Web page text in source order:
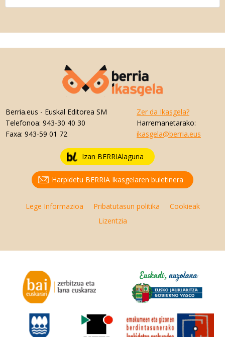
Berria.eus - Euskal Editorea SM
Telefonoa: 943-30 40 30
Faxa: 943-59 01 72
Zer da Ikasgela?
Harremanetarako:
ikasgela@berria.eus
Izan BERRIAlaguna
Harpidetu BERRIA Ikasgelaren buletinera
Lege Informazioa Pribatutasun politika
Cookieak
Lizentzia